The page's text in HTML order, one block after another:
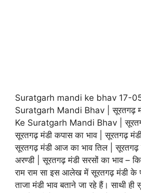
Suratgarh mandi ke bhav 17-
Suratgarh Mandi Bhav | सूरतगढ़
Ke Suratgarh Mandi Bhav | सूरतगढ़
सूरतगढ़ मंडी कपास का भाव | सूरतगढ़ मंडी
सूरतगढ़ मंडी आज का भाव तिल |
अरण्डी | सूरतगढ़ मंडी सरसों का भाव –
राम राम सा इस आलेख में सूरतगढ़ मंडी के
ताजा मंडी भाव बताने जा रहे हैं। साथी